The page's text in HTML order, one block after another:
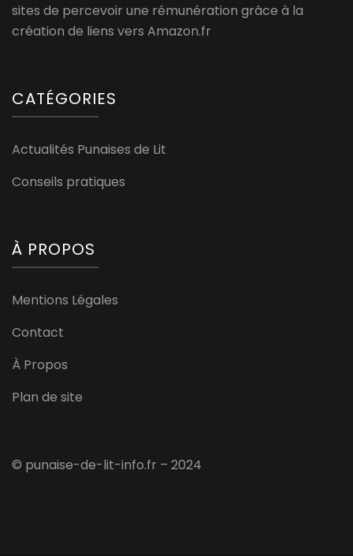
sites de percevoir une rémunération grâce à la
création de liens vers Amazon.fr
CATÉGORIES
Actualités Punaises de Lit
Conseils pratiques
À PROPOS
Mentions Légales
Contact
À Propos
Plan de site
© punaise-de-lit-info.fr – 2024